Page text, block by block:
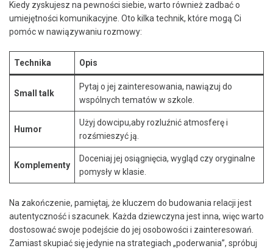
Kiedy ⁣zyskujesz ⁤na pewności siebie, warto również zadbać ⁢o
umiejętności komunikacyjne. Oto kilka ⁣technik, które mogą Ci
pomóc w ​nawiązywaniu rozmowy:
Technika Opis
Small talk
Pytaj ⁢o⁣ jej zainteresowania, ​nawiązuj do
wspólnych​ tematów w szkole.
Humor
Użyj dowcipu,aby ⁤rozluźnić atmosferę i
rozśmieszyć⁣ ją.
Komplementy
Doceniaj jej osiągnięcia, wygląd czy⁣ oryginalne
pomysły‍ w klasie.
Na zakończenie, pamiętaj,‍ że kluczem do budowania relacji jest
autentyczność ‍i szacunek. ‌Każda dziewczyna ​jest inna, więc warto
dostosować⁢ swoje podejście do jej osobowości i ⁤zainteresowań.
Zamiast skupiać się ‍jedynie na⁢ strategiach „poderwania”, spróbuj